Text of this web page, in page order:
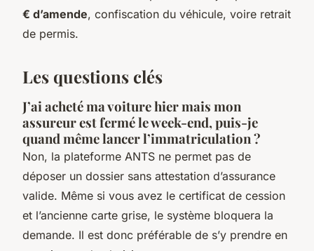
€ d’amende, confiscation du véhicule, voire retrait
de permis.
Les questions clés
J’ai acheté ma voiture hier mais mon
assureur est fermé le week-end, puis-je
quand même lancer l’immatriculation ?
Non, la plateforme ANTS ne permet pas de
déposer un dossier sans attestation d’assurance
valide. Même si vous avez le certificat de cession
et l’ancienne carte grise, le système bloquera la
demande. Il est donc préférable de s’y prendre en